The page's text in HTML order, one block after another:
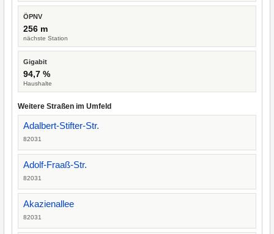
ÖPNV
256 m
nächste Station
Gigabit
94,7 %
Haushalte
Weitere Straßen im Umfeld
Adalbert-Stifter-Str.
82031
Adolf-Fraaß-Str.
82031
Akazienallee
82031